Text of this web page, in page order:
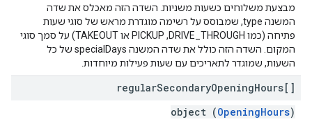
מבצעת משלוחים כשעות משניות. השדה הזה מאכלס את שדה
המשנה type, שמבוסס על רשימה מוגדרת מראש של סוגי שעות
פתיחה (כמו DRIVE_THROUGH,‏ PICKUP או TAKEOUT) על סמך סוגי
המקום. השדה הזה כולל את שדה המשנה specialDays של כל
השעות, שמוגדר לתאריכים עם שעות פעילות מיוחדות.
regularSecondaryOpeningHours[]
object (OpeningHours)